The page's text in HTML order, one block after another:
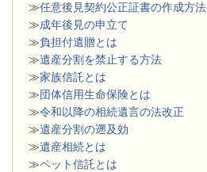
≫任意後見契約公正証書の作成方法
≫成年後見の申立て
≫負担付遺贈とは
≫遺産分割を禁止する方法
≫家族信託とは
≫団体信用生命保険とは
≫令和以降の相続遺言の法改正
≫遺産分割の遡及効
≫遺産相続とは
≫ペット信託とは